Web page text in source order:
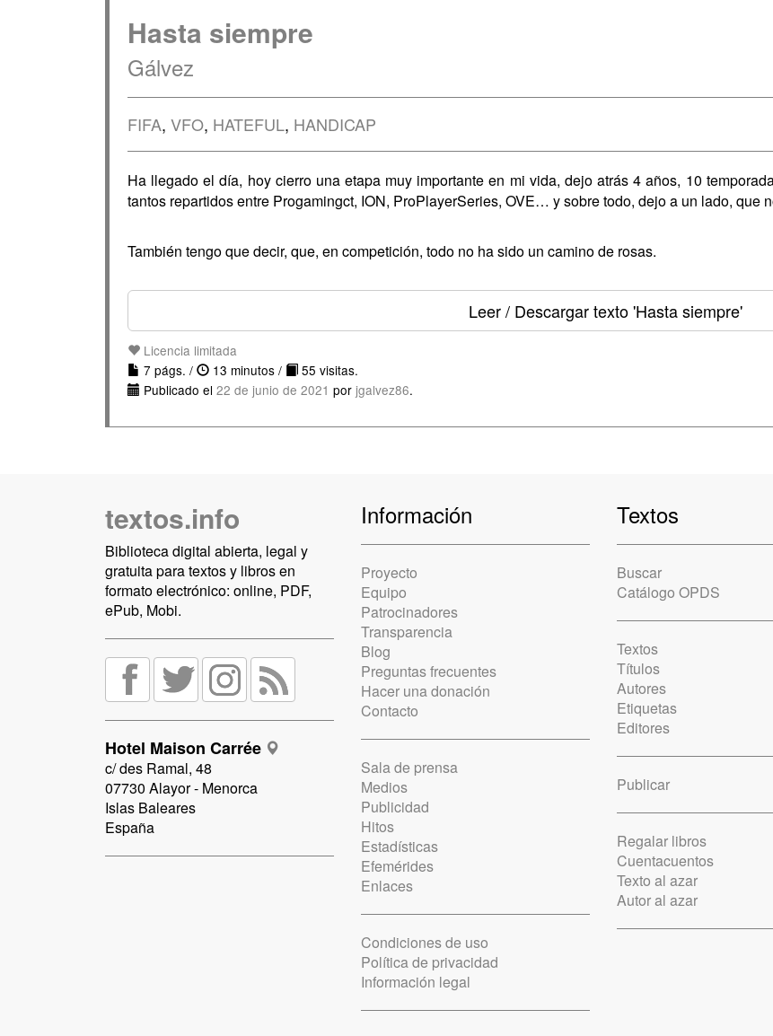
Hasta siempre
Gálvez
FIFA, VFO, HATEFUL, HANDICAP
Ha llegado el día, hoy cierro una etapa muy importante en mi vida, dejo atrás 4 años, 10
tantos repartidos entre Progamingct, ION, ProPlayerSeries, OVE… y sobre todo, dejo a un lado, que
También tengo que decir, que, en competición, todo no ha sido un camino de rosas.
Leer / Descargar texto'Hasta siempre'
Licencia limitada
7 págs. /
13 minutos /
55 visitas.
Publicado el 22 de junio de 2021 por jgalvez86.
textos.info
Biblioteca digital abierta, legal y
gratuita para textos y libros en
formato electrónico: online, PDF,
ePub, Mobi.
Hotel Maison Carrée
c/ des Ramal, 48
07730 Alayor - Menorca
Islas Baleares
España
Información
Proyecto
Equipo
Patrocinadores
Transparencia
Blog
Preguntas frecuentes
Hacer una donación
Contacto
Sala de prensa
Medios
Publicidad
Hitos
Estadísticas
Efemérides
Enlaces
Condiciones de uso
Política de privacidad
Información legal
Textos
Buscar
Catálogo OPDS
Textos
Títulos
Autores
Etiquetas
Editores
Publicar
Regalar libros
Cuentacuentos
Texto al azar
Autor al azar